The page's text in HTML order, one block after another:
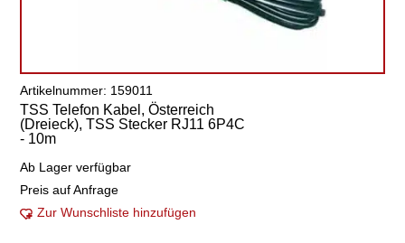
Artikelnummer: 159011
TSS Telefon Kabel, Österreich
(Dreieck), TSS Stecker RJ11 6P4C
- 10m
Ab Lager verfügbar
Preis auf Anfrage
Zur Wunschliste hinzufügen